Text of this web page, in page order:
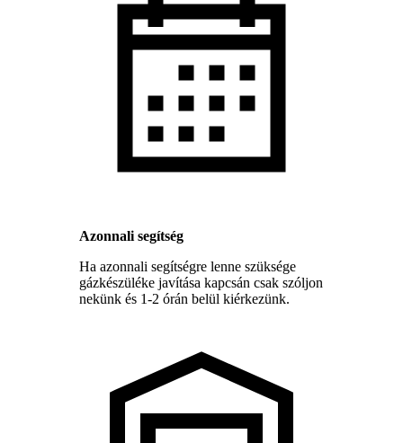
Azonnali segítség
Ha azonnali segítségre lenne szüksége
gázkészüléke javítása kapcsán csak szóljon
nekünk és 1-2 órán belül kiérkezünk.